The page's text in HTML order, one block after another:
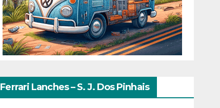
Ferrari Lanches – S. J. Dos Pinhais